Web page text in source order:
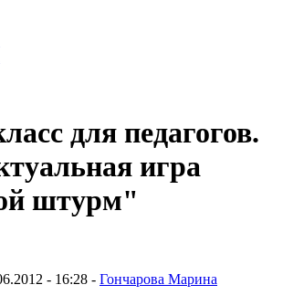
для педагогов.
игра
штурм"
- 16:28 - Гончарова Марина